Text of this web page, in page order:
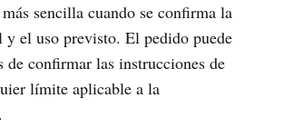
sencilla cuando se confirma la
el uso previsto. El pedido puede
de confirmar las instrucciones de
límite aplicable a la